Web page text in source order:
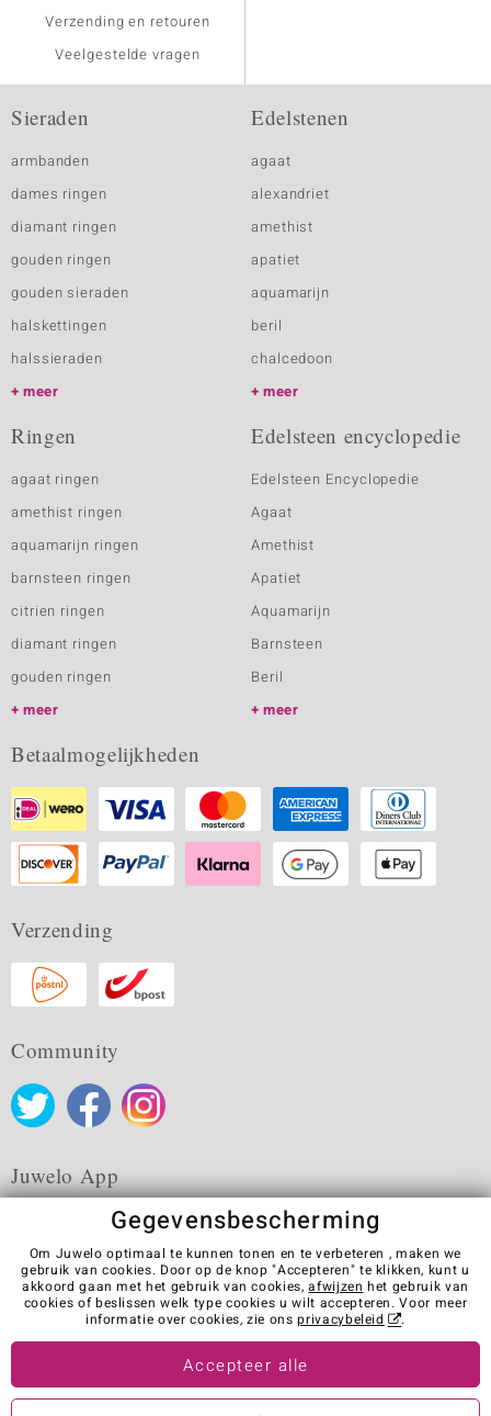
Verzending en retouren
Veelgestelde vragen
Sieraden
armbanden
dames ringen
diamant ringen
gouden ringen
gouden sieraden
halskettingen
halssieraden
meer
Edelstenen
agaat
alexandriet
amethist
apatiet
aquamarijn
beril
chalcedoon
meer
Ringen
agaat ringen
amethist ringen
aquamarijn ringen
barnsteen ringen
citrien ringen
diamant ringen
gouden ringen
meer
Edelsteen encyclopedie
Edelsteen Encyclopedie
Agaat
Amethist
Apatiet
Aquamarijn
Barnsteen
Beril
meer
Betaalmogelijkheden
Verzending
Community
Juwelo App
Algemene verkoopvoorwaarden Privacybeleid
Cookies
Colofon
Contact
Contract herroepen
Visit our stores in other countries:
Gegevensbescherming
Om Juwelo optimaal te kunnen tonen en te verbeteren , maken we
gebruik van cookies. Door op de knop "Accepteren" te klikken, kunt u
akkoord gaan met het gebruik van cookies,afwijzen het gebruik van
cookies of beslissen welk type cookies u wilt accepteren. Voor meer
informatie over cookies, zie onsprivacybeleid .
Accepteer alle